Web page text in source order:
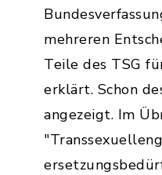
mehreren
Teile des TSG
erklärt. Schon
angezeigt. Im